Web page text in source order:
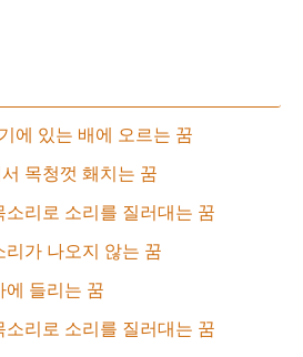
에 있는 배에 오르는 꿈
목청껏 홰치는 꿈
리로 소리를 질러대는 꿈
리가 나오지 않는 꿈
에 들리는 꿈
리로 소리를 질러대는 꿈